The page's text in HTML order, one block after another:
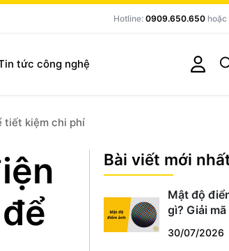
Hotline: 0909.650.650 hoặc
tức công nghệ
tiết kiệm chi phí
Bài viết mới
Mật độ
gì? Giải mã
chuẩn
30/07/2026